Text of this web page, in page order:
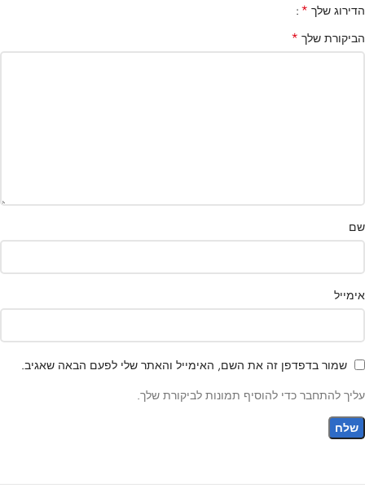
הדירוג שלך *
הביקורת שלך *
שם
אימייל
שמור בדפדפן זה את השם, האימייל והאתר שלי לפעם הבאה שאגיב.
עליך להתחבר כדי להוסיף תמונות לביקורת שלך.